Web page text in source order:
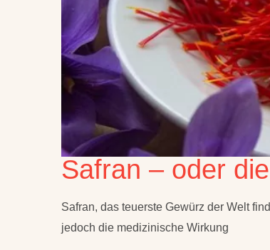
Safran – oder
Safran, das teuerste Gewürz der Welt
jedoch die medizinische Wirkung